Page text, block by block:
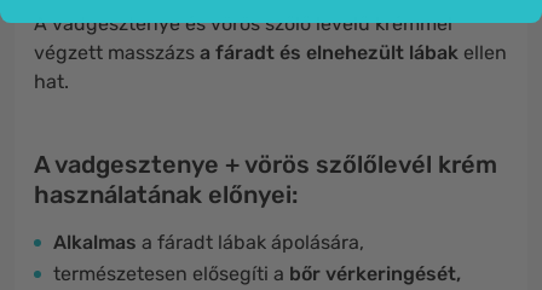
A vadgesztenye és vörös szőlő levelű krémmel
végzett masszázs a fáradt és elnehezült lábak ellen
hat.
A vadgesztenye + vörös szőlőlevél krém
használatának előnyei:
Alkalmas a fáradt lábak ápolására,
természetesen elősegíti a bőr vérkeringését,